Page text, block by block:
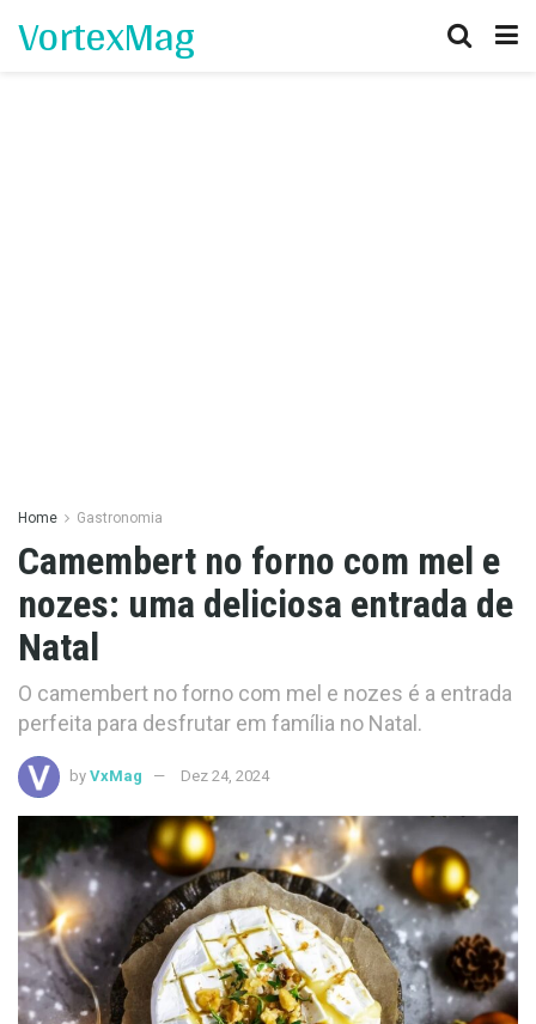
VortexMag
Home Gastronomia
Camembert no forno com mel e
nozes: uma deliciosa entrada de
Natal
O camembert no forno com mel e nozes é a entrada
perfeita para desfrutar em família no Natal.
by VxMag Dez 24, 2024